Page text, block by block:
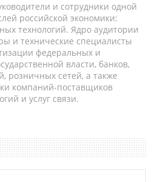
и сотрудники одной
российской экономики:
технологий. Ядро аудитории
и технические специалисты
федеральных и
власти, банков,
сетей, а также
компаний-поставщиков
и услуг связи.